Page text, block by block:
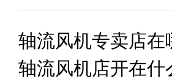
轴流风机专卖店在
轴流风机店开在什